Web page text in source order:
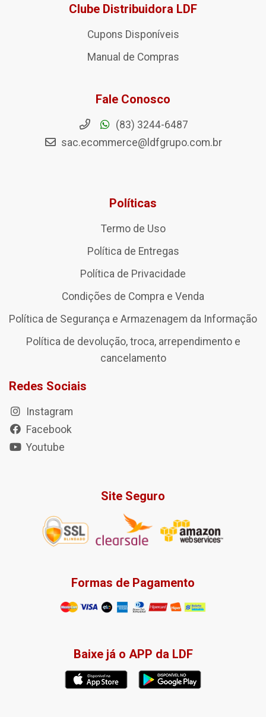
Clube Distribuidora LDF
Cupons Disponíveis
Manual de Compras
Fale Conosco
(83) 3244-6487
sac.ecommerce@ldfgrupo.com.br
Políticas
Termo de Uso
Política de Entregas
Política de Privacidade
Condições de Compra e Venda
Política de Segurança e Armazenagem da Informação
Política de devolução, troca, arrependimento e
cancelamento
Redes Sociais
Instagram
Facebook
Youtube
Site Seguro
Formas de Pagamento
Baixe já o APP da LDF